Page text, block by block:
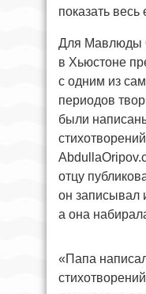
показать
Для Мавлюды
в Хьюстоне
с одним из
периодов
были
отцу
он записывал
а она
«Папа